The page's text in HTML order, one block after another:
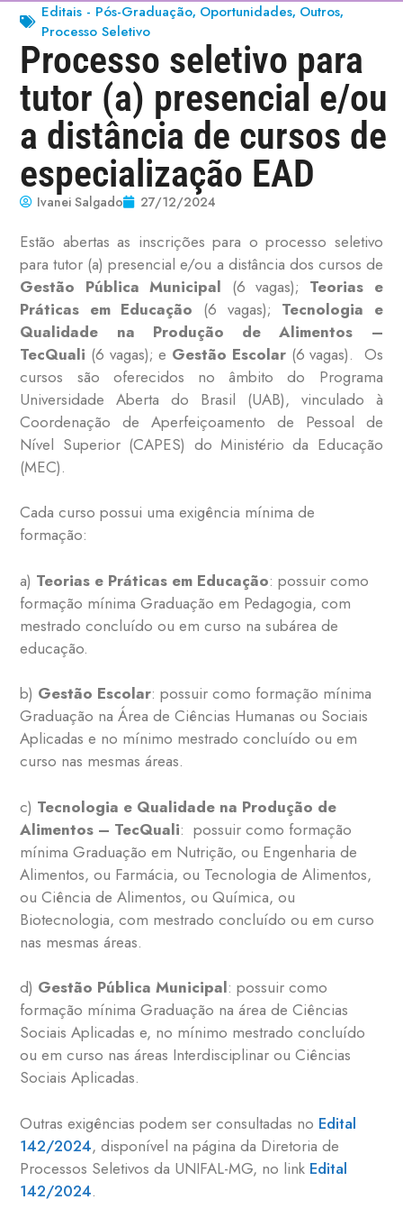
Editais - Pós-Graduação, Oportunidades, Outros,
Processo Seletivo
Processo seletivo para
tutor (a) presencial e/ou
a distância de cursos de
especialização EAD
Ivanei Salgado 27/12/2024
Estão abertas as inscrições para o processo seletivo
para tutor (a) presencial e/ou a distância dos cursos de
Gestão Pública Municipal (6 vagas); Teorias e
Práticas em Educação (6 vagas); Tecnologia e
Qualidade na Produção de Alimentos
–
TecQuali (6 vagas); e Gestão Escolar(6 vagas). Os
cursos são oferecidos no âmbito do Programa
Universidade Aberta do Brasil (UAB), vinculado à
Coordenação de Aperfeiçoamento de Pessoal de
Nível Superior (CAPES) do Ministério da Educação
(MEC).
Cada curso possui uma exigência mínima de
formação:
a) Teorias e Práticas em Educação: possuir como
formação mínima Graduação em Pedagogia, com
mestrado concluído ou em curso na subárea de
educação.
b) Gestão Escolar: possuir como formação mínima
Graduação na Área de Ciências Humanas ou Sociais
Aplicadas e no mínimo mestrado concluído ou em
curso nas mesmas áreas.
c) Tecnologia e Qualidade na Produção de
Alimentos – TecQuali: possuir como formação
mínima Graduação em Nutrição, ou Engenharia de
Alimentos, ou Farmácia, ou Tecnologia de Alimentos,
ou Ciência de Alimentos, ou Química, ou
Biotecnologia, com mestrado concluído ou em curso
nas mesmas áreas.
d) Gestão Pública Municipal: possuir como
formação mínima Graduação na área de Ciências
Sociais Aplicadas e, no mínimo mestrado concluído
ou em curso nas áreas Interdisciplinar ou Ciências
Sociais Aplicadas.
Outras exigências podem ser consultadas no Edital
142/2024, disponível na página da Diretoria de
Processos Seletivos da UNIFAL-MG, no link Edital
142/2024.